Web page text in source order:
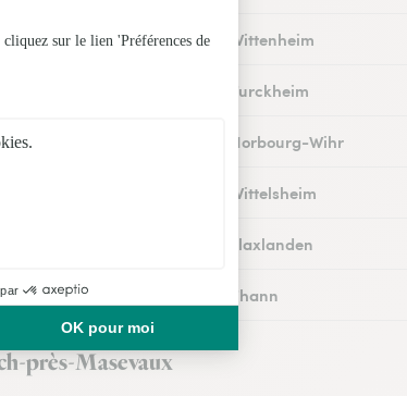
Fleuristes à Wittenheim
Fleuristes à Turckheim
Fleuristes à Horbourg-Wihr
Fleuristes à Wittelsheim
Fleuristes à Flaxlanden
Fleuristes à Thann
Fleuristes à Rouffach
près-Masevaux